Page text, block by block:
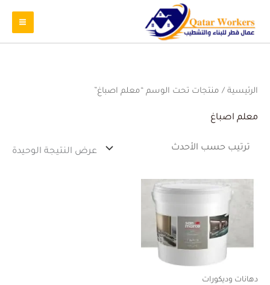
الرئيسية / منتجات تحت الوسم “معلم اصباغ”
معلم اصباغ
عرض النتيجة الوحيدة
دهانات وديكورات